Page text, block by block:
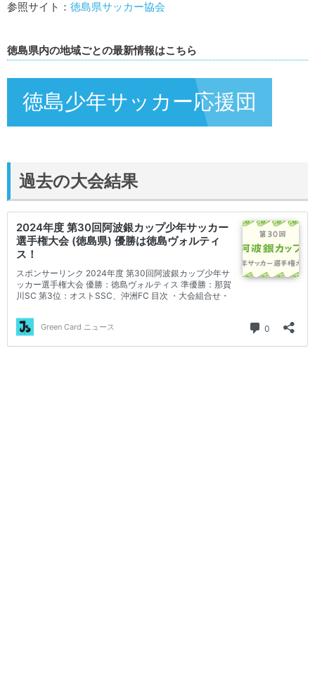
参照サイト： 徳島県サッカー協会
徳島県内の地域ごとの最新情報はこちら
徳島少年サッカー応援団
過去の大会結果